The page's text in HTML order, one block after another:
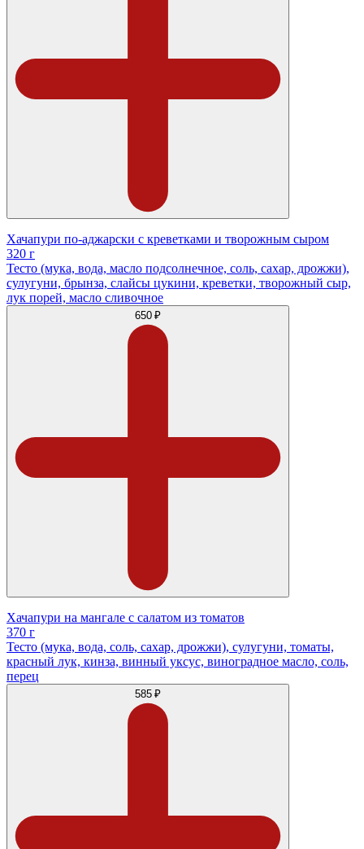
Хачапури по-аджарски с креветками и творожным сыром
320 г
Тесто (мука, вода, масло подсолнечное, соль, сахар, дрожжи),
сулугуни, брынза, слайсы цукини, креветки, творожный сыр,
лук порей, масло сливочное
650 ₽
Хачапури на мангале с салатом из томатов
370 г
Тесто (мука, вода, соль, сахар, дрожжи), сулугуни, томаты,
красный лук, кинза, винный уксус, виноградное масло, соль,
перец
585 ₽